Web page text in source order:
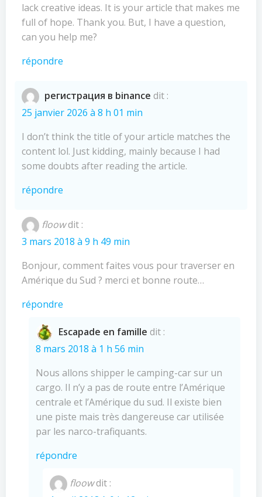
lack creative ideas. It is your article that makes me
full of hope. Thank you. But, I have a question,
can you help me?
répondre
регистрация в binance dit :
25 janvier 2026 à 8 h 01 min
I don’t think the title of your article matches the
content lol. Just kidding, mainly because I had
some doubts after reading the article.
répondre
floowdit :
3 mars 2018 à 9 h 49 min
Bonjour, comment faites vous pour traverser en
Amérique du Sud ? merci et bonne route…
répondre
Escapade en famille dit :
8 mars 2018 à 1 h 56 min
Nous allons shipper le camping-car sur un
cargo. Il n’y a pas de route entre l’Amérique
centrale et l’Amérique du sud. Il existe bien
une piste mais très dangereuse car utilisée
par les narco-trafiquants.
répondre
floowdit :